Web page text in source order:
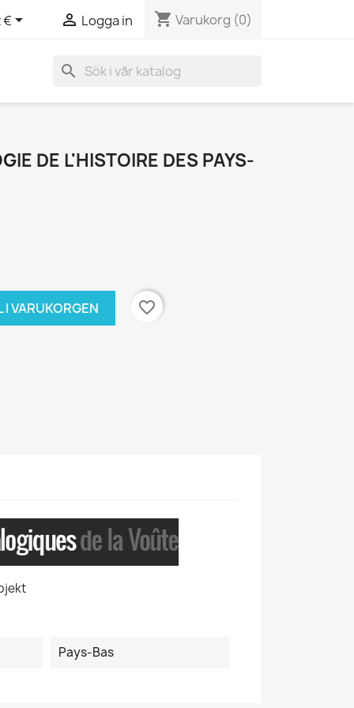
€  Logga in shopping_cart Varukorg (0)
search
DE L'HISTOIRE DES PAYS-
I VARUKORGEN favorite_border
Pays-Bas